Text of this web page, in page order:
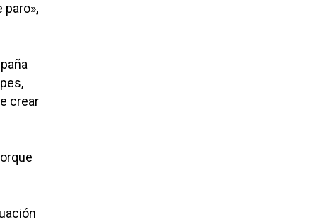
crear